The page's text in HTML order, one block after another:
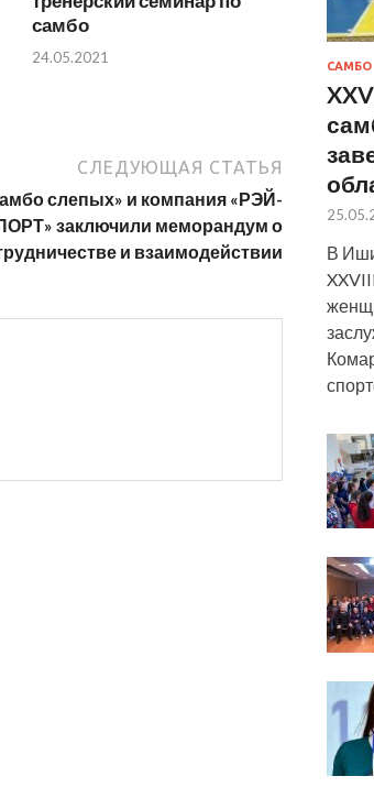
самбо
24.05.2021
СЛЕДУЮЩАЯ СТАТЬЯ
слепых» и компания «РЭЙ-
заключили меморандум о
и взаимодействии
САМБО
В